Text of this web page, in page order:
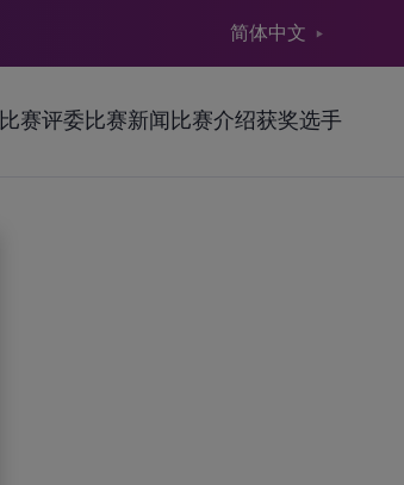
简体中文
比赛评委比赛新闻比赛介绍获奖选手